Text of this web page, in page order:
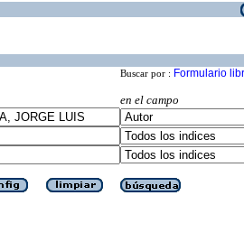
Buscar por : Formulario
en el campo